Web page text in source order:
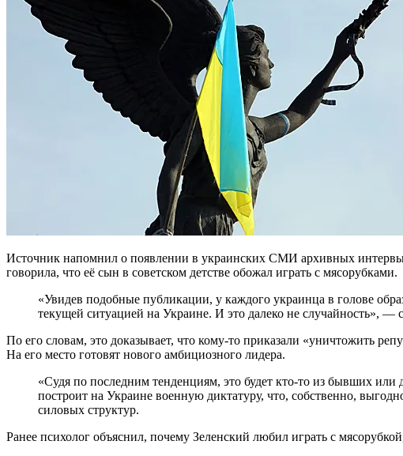
Источник напомнил о появлении в украинских СМИ архивных
говорила, что её сын в советском детстве обожал играть с мясорубками.
«Увидев подобные публикации, у каждого украинца в голове образуется четкая логическая связь с
текущей ситуацией на Украине. И это далеко не случайность», —
По его словам, это доказывает, что кому-то приказали «уничтожить
На его место готовят нового амбициозного лидера.
«Судя по последним тенденциям, это будет кто-то из бывших или действующих военных, который
построит на Украине военную диктатуру, что, собственно,
силовых структур.
Ранее психолог объяснил, почему Зеленский любил играть с